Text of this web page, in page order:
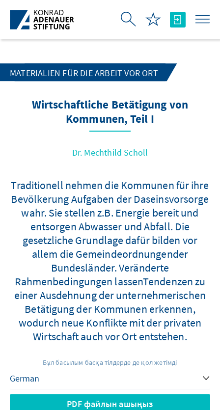
Skip to Main Content
MATERIALIEN FÜR DIE ARBEIT VOR ORT
Wirtschaftliche Betätigung von
Kommunen, Teil I
Dr. Mechthild Scholl
Traditionell nehmen die Kommunen für ihre
Bevölkerung Aufgaben der Daseinsvorsorge
wahr. Sie stellen z.B. Energie bereit und
entsorgen Abwasser und Abfall. Die
gesetzliche Grundlage dafür bilden vor
allem die Gemeindeordnungender
Bundesländer. Veränderte
Rahmenbedingungen lassenTendenzen zu
einer Ausdehnung der unternehmerischen
Betätigung der Kommunen erkennen,
wodurch neue Konflikte mit der privaten
Wirtschaft auch vor Ort entstehen.
Бұл басылым басқа тілдерде де қол жетімді
PDF файлын ашыңыз